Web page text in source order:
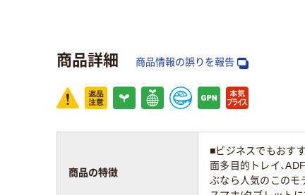
最大用紙サイズ A3
LAN接続 無線・有線LAN
あり
あり
商品詳細 商品情報の誤りを報告
商品の特徴
■ビジネスでもおすす
面多目的トレイ、
ぶなら人気のこのモ